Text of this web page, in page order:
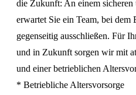
die Zukunft: An einem
erwartet Sie ein Team, bei
gegenseitig ausschließen. Für
und in Zukunft sorgen wir mit
und einer betrieblichen
* Betriebliche Altersvorsorge